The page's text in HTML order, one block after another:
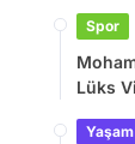
Spor
Lüks
Yaşam